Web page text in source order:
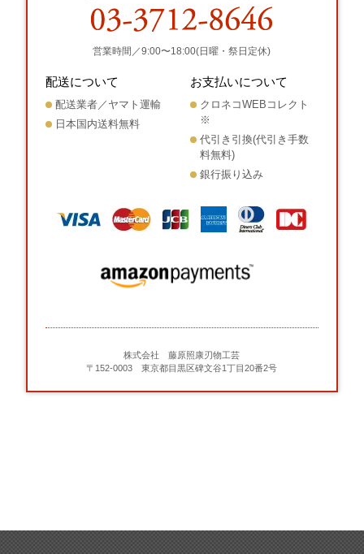
営業時間／9:00〜18:00(日曜・祭日定休)
配送について
配送業者／ヤマト運輸
日本国内送料無料
お支払いについて
クロネコWEBコレクト
※
代引き引換(代引き手数
料無料)
銀行振り込み
株式会社 藤原照康刃物工芸
〒152-0003 東京都目黒区碑文谷1丁目20番2号